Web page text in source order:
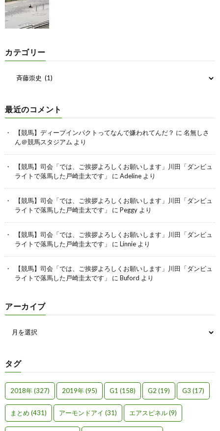
カテゴリー
最近のコメント
【競馬】ディープインパクトってなんで嫌われてんだ？ に 名無しさ
ん＠競馬スタジアム より
【競馬】司会「では、ご挨拶よろしくお願いします」川田「ダンビュ
ライトで落馬した戸崎圭太です」
に Adeline より
【競馬】司会「では、ご挨拶よろしくお願いします」川田「ダンビュ
ライトで落馬した戸崎圭太です」
に Peggy より
【競馬】司会「では、ご挨拶よろしくお願いします」川田「ダンビュ
ライトで落馬した戸崎圭太です」
に Linnie より
【競馬】司会「では、ご挨拶よろしくお願いします」川田「ダンビュ
ライトで落馬した戸崎圭太です」
に Buford より
アーカイブ
タグ
2018年(327) 2019年(95) G1 (158) G2 (19) G3 (17)
まとめ (431) アーモンドアイ (31) エアスピネル(9)